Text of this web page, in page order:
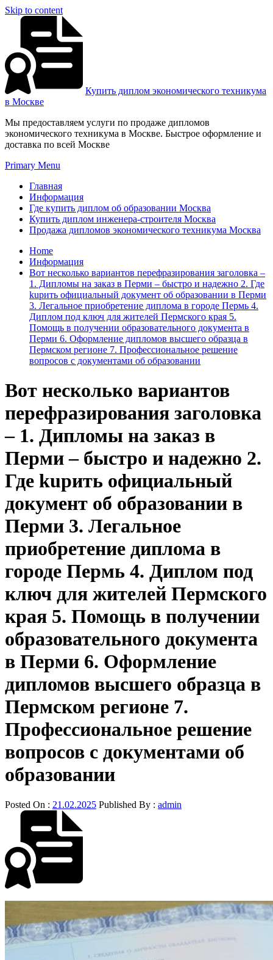
Skip to content
Купить диплом экономического техникума
в Москве
Мы предоставляем услуги по продаже дипломов
экономического техникума в Москве. Быстрое оформление и
доставка по всей Москве
Primary Menu
Главная
Информация
Где купить диплом об образовании Москва
Купить диплом инженера-строителя Москва
Продажа дипломов экономического техникума Москва
Home
Информация
Вот несколько вариантов перефразирования заголовка –
1. Дипломы на заказ в Перми – быстро и надежно 2. Где
kupить официальный документ об образовании в Перми
3. Легальное приобретение диплома в городе Пермь 4.
Диплом под ключ для жителей Пермского края 5.
Помощь в получении образовательного документа в
Перми 6. Оформление дипломов высшего образца в
Пермском регионе 7. Профессиональное решение
вопросов с документами об образовании
Вот несколько вариантов
перефразирования заголовка
– 1. Дипломы на заказ в
Перми – быстро и надежно 2.
Где kupить официальный
документ об образовании в
Перми 3. Легальное
приобретение диплома в
городе Пермь 4. Диплом под
ключ для жителей Пермского
края 5. Помощь в получении
образовательного документа
в Перми 6. Оформление
дипломов высшего образца в
Пермском регионе 7.
Профессиональное решение
вопросов с документами об
образовании
Posted On : 21.02.2025 Published By : admin